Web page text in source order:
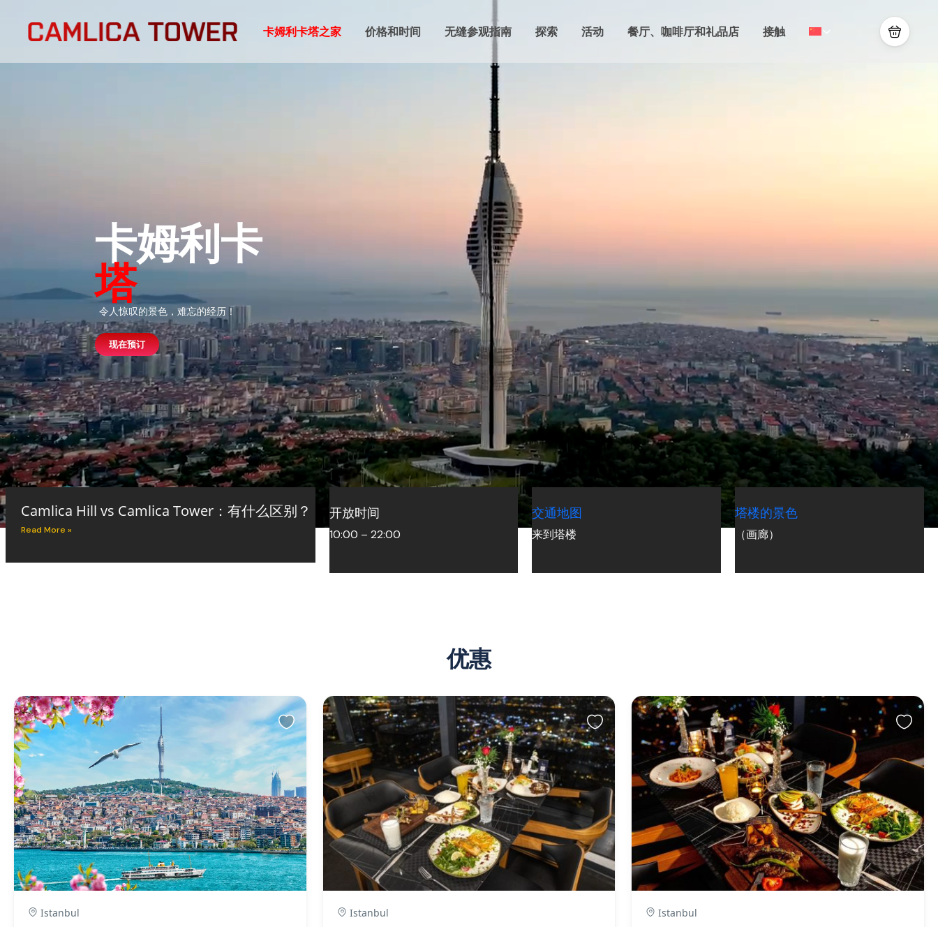
卡姆利卡塔之家 价格和时间 无缝参观指南 探索 活动 餐厅、咖啡厅和礼品店 接触
卡姆利卡
塔
令人惊叹的景色，难忘的经历！
现在预订
Camlica Hill vs Camlica Tower：有什么区别？
Read More »
Camlica Hill vs Camlica Tower：有什么区别？
Read More »
Camlica Hill vs Camlica Tower：有什么区别？
开放时间
10:00 – 22:00
交通地图
来到塔楼
塔楼的景色
（画廊）
优惠
Istanbul Istanbul Istanbul